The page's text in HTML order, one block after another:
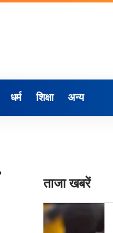
धर्म शिक्षा अन्य
ताजा खबरें